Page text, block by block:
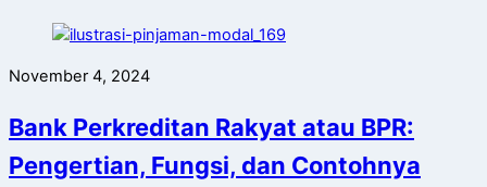
November 4, 2024
Bank Perkreditan Rakyat atau BPR:
Pengertian, Fungsi, dan Contohnya